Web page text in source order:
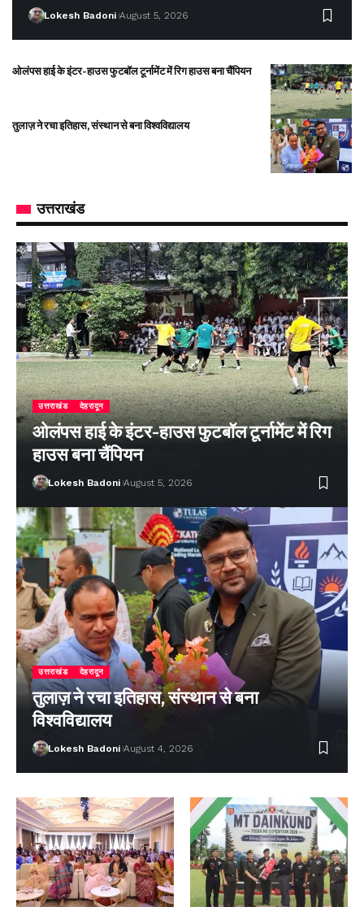
Lokesh Badoni August 5, 2026
ओलंपस हाई के इंटर-हाउस फुटबॉल टूर्नामेंट में रिग हाउस बना चैंपियन
तुलाज़ ने रचा इतिहास, संस्थान से बना विश्वविद्यालय
उत्तराखंड
उत्तराखंड देहरादून
ओलंपस हाई के इंटर-हाउस फुटबॉल टूर्नामेंट में रिग
हाउस बना चैंपियन
Lokesh Badoni August 5, 2026
उत्तराखंड देहरादून
तुलाज़ ने रचा इतिहास, संस्थान से बना
विश्वविद्यालय
Lokesh Badoni August 4, 2026